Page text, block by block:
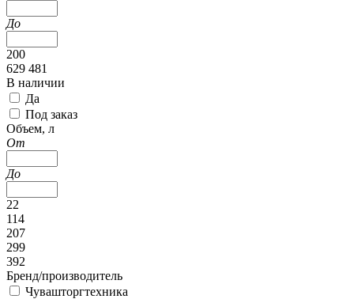
До
200
629 481
В наличии
Да
Под заказ
Объем, л
От
До
22
114
207
299
392
Бренд/производитель
Чувашторгтехника